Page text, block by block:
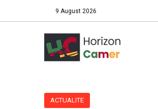
9 August 2026
ACTUALITE